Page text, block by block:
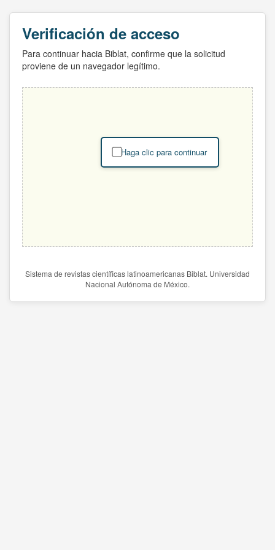
Verificación de acceso
Para continuar hacia Biblat, confirme que la solicitud
proviene de un navegador legítimo.
Haga clic para continuar
Sistema de revistas científicas latinoamericanas Biblat. Universidad
Nacional Autónoma de México.